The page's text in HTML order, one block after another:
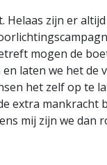
Helaas zijn er
mogen de
laten we het de
het zelf op te
extra mankracht
mij zijn we